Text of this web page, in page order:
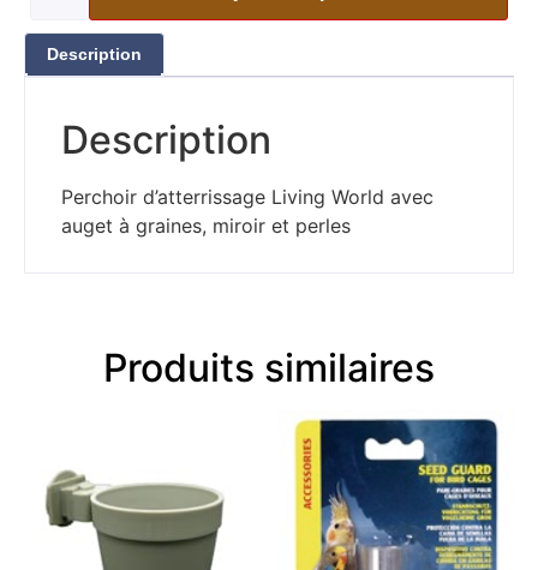
Description
Description
Perchoir d’atterrissage Living World avec
auget à graines, miroir et perles
Produits similaires